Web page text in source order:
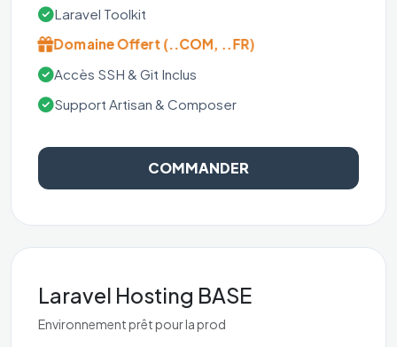
Laravel Toolkit
Domaine Offert (..COM, ..FR)
Accès SSH & Git Inclus
Support Artisan & Composer
COMMANDER
Laravel Hosting BASE
Environnement prêt pour la prod